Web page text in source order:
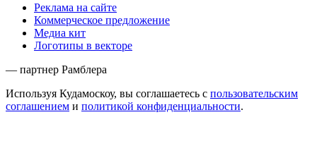
Реклама на сайте
Коммерческое предложение
Медиа кит
Логотипы в векторе
— партнер Рамблера
Используя Кудамоскоу, вы соглашаетесь с пользовательским
соглашением и политикой конфиденциальности.